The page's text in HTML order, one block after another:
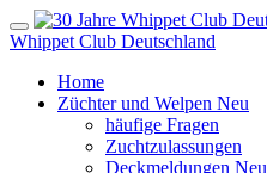
Whippet Club Deutschland
Home
Züchter und Welpen Neu
häufige Fragen
Zuchtzulassungen
Deckmeldungen Neu